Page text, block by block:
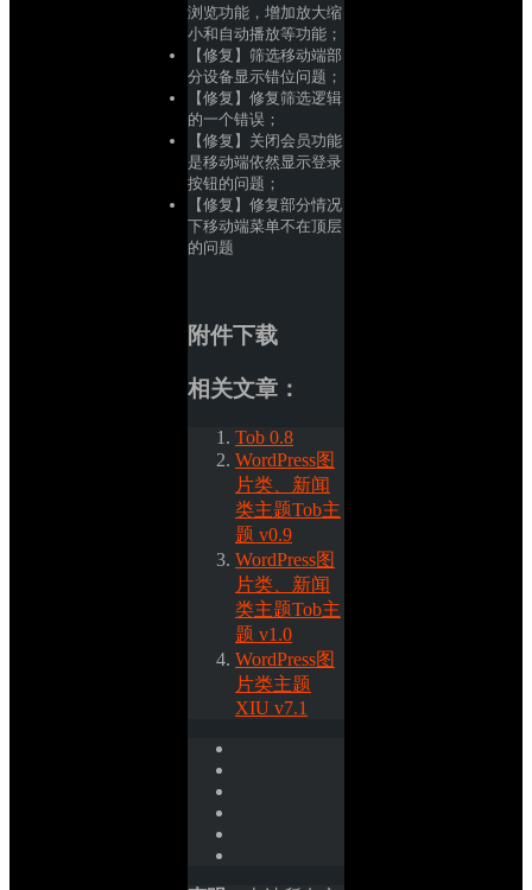
浏览功能，增加放大缩
小和自动播放等功能；
【修复】筛选移动端部
分设备显示错位问题；
【修复】修复筛选逻辑
的一个错误；
【修复】关闭会员功能
是移动端依然显示登录
按钮的问题；
【修复】修复部分情况
下移动端菜单不在顶层
的问题
附件下载
相关文章：
Tob 0.8
WordPress图
片类、新闻
类主题Tob主
题 v0.9
WordPress图
片类、新闻
类主题Tob主
题 v1.0
WordPress图
片类主题
XIU v7.1